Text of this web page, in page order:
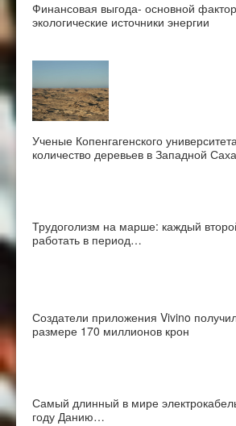
Финансовая выгода- основной
экологические источники энергии
Ученые Копенгагенского
количество деревьев в Западной
Трудоголизм на марше: каждый
работать в период…
Создатели приложения Vivino
размере 170 миллионов крон
Самый длинный в мире
году Данию…